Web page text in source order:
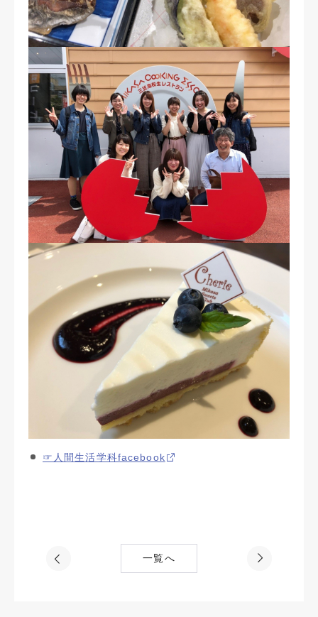
☞人間生活学科facebook
一覧へ